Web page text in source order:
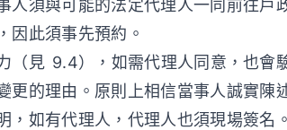
人須與可能的法定代理人一同前往戶
因此須事先預約。
（見 9.4），如需代理人同意，也會
更的理由。原則上相信當事人誠實陳
，如有代理人，代理人也須現場簽名。